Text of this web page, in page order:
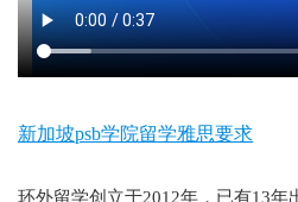
新加坡psb学院留学雅思要求
环外留学创立于2012年，已有13年